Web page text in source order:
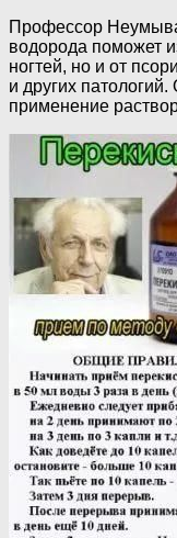
Профессор
водорода поможет
ногтей, но и от
и других
применение